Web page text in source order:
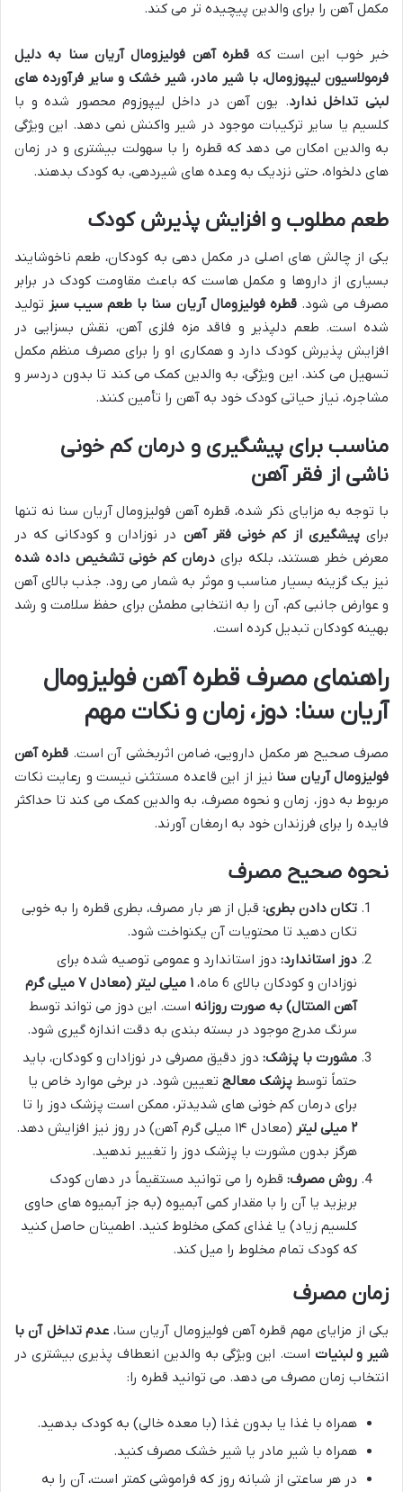
مکمل آهن را برای والدین پیچیده تر می کند.
خبر خوب این است که قطره آهن فولیزومال آریان سنا به دلیل
فرمولاسیون لیپوزومال، با شیر مادر، شیر خشک و سایر فرآورده های
لبنی تداخل ندارد. یون آهن در داخل لیپوزوم محصور شده و با
کلسیم یا سایر ترکیبات موجود در شیر واکنش نمی دهد. این ویژگی
به والدین امکان می دهد که قطره را با سهولت بیشتری و در زمان
های دلخواه، حتی نزدیک به وعده های شیردهی، به کودک بدهند.
طعم مطلوب و افزایش پذیرش کودک
یکی از چالش های اصلی در مکمل دهی به کودکان، طعم ناخوشایند
بسیاری از داروها و مکمل هاست که باعث مقاومت کودک در برابر
مصرف می شود.قطره فولیزومال آریان سنا با طعم سیب سبز تولید
شده است. طعم دلپذیر و فاقد مزه فلزی آهن، نقش بسزایی در
افزایش پذیرش کودک دارد و همکاری او را برای مصرف منظم مکمل
تسهیل می کند. این ویژگی، به والدین کمک می کند تا بدون دردسر و
مشاجره، نیاز حیاتی کودک خود به آهن را تأمین کنند.
مناسب برای پیشگیری و درمان کم خونی
ناشی از فقر آهن
با توجه به مزایای ذکر شده، قطره آهن فولیزومال آریان سنا نه تنها
برایپیشگیری از کم خونی فقر آهن در نوزادان و کودکانی که در
معرض خطر هستند، بلکه برای درمان کم خونی تشخیص داده شده
نیز یک گزینه بسیار مناسب و موثر به شمار می رود. جذب بالای آهن
و عوارض جانبی کم، آن را به انتخابی مطمئن برای حفظ سلامت و رشد
بهینه کودکان تبدیل کرده است.
راهنمای مصرف قطره آهن فولیزومال
آریان سنا: دوز، زمان و نکات مهم
مصرف صحیح هر مکمل دارویی، ضامن اثربخشی آن است. قطره آهن
فولیزومال آریان سنا نیز از این قاعده مستثنی نیست و رعایت نکات
مربوط به دوز، زمان و نحوه مصرف، به والدین کمک می کند تا حداکثر
فایده را برای فرزندان خود به ارمغان آورند.
نحوه صحیح مصرف
تکان دادن بطری: قبل از هر بار مصرف، بطری قطره را به خوبی
تکان دهید تا محتویات آن یکنواخت شود.
دوز استاندارد: دوز استاندارد و عمومی توصیه شده برای
نوزادان و کودکان بالای 6 ماه،
۱ میلی لیتر (معادل ۷ میلی گرم
آهن المنتال) به صورت روزانه است. این دوز می تواند توسط
سرنگ مدرج موجود در بسته بندی به دقت اندازه گیری شود.
مشورت با پزشک: دوز دقیق مصرفی در نوزادان و کودکان، باید
حتماً توسط پزشک معالج تعیین شود. در برخی موارد خاص یا
برای درمان کم خونی های شدیدتر، ممکن است پزشک دوز را تا
۲ میلی لیتر
(معادل ۱۴ میلی گرم آهن) در روز نیز افزایش دهد.
هرگز بدون مشورت با پزشک دوز را تغییر ندهید.
روش مصرف: قطره را می توانید مستقیماً در دهان کودک
بریزید یا آن را با مقدار کمی آبمیوه (به جز آبمیوه های حاوی
کلسیم زیاد) یا غذای کمکی مخلوط کنید. اطمینان حاصل کنید
که کودک تمام مخلوط را میل کند.
زمان مصرف
یکی از مزایای مهم قطره آهن فولیزومال آریان سنا، عدم تداخل آن با
شیر و لبنیات است. این ویژگی به والدین انعطاف پذیری بیشتری در
انتخاب زمان مصرف می دهد. می توانید قطره را:
همراه با غذا یا بدون غذا (با معده خالی) به کودک بدهید.
همراه با شیر مادر یا شیر خشک مصرف کنید.
در هر ساعتی از شبانه روز که فراموشی کمتر است، آن را به